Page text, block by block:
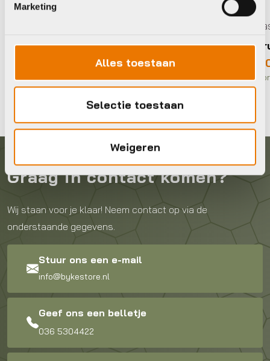
Marketing
Alles toestaan
Selectie toestaan
Weigeren
2025
Op voorraad in winkel Agu
Op
Graag in contact komen?
Wij staan voor je klaar! Neem contact op via de
onderstaande gegevens.
Stuur ons een e-mail
info@bykestore.nl
Geef ons een belletje
036 5304422